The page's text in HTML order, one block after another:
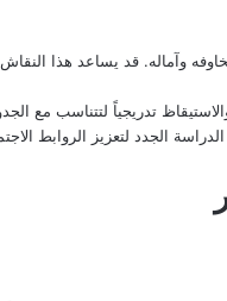
وآماله. قد يساعد هذا
تدريجياً لتتناسب مع
الجدد لتعزيز الروابط